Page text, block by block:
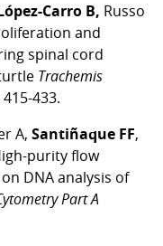
Carro B, Russo
and
spinal cord
Trachemis
433.
A, Santiñaque FF,
purity flow
DNA analysis of
Part A